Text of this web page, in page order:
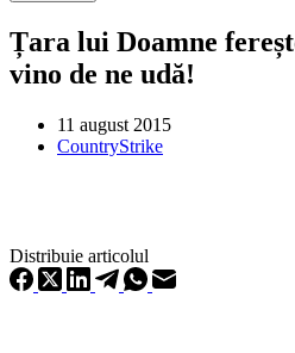
Țara lui Doamne
vino de ne udă!
11 august 2015
CountryStrike
Distribuie articolul